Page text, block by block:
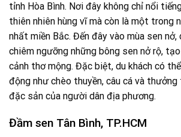
tỉnh Hòa Bình. Nơi đây không chỉ nổi
thiên nhiên hùng vĩ mà còn là một trong
nhất miền Bắc. Đến đây vào mùa sen
chiêm ngưỡng những bông sen nở rộ,
cảnh thơ mộng. Đặc biệt, du khách có
động như chèo thuyền, câu cá và
đặc sản của người dân địa phương.
Đầm sen Tân Bình, TP.HCM